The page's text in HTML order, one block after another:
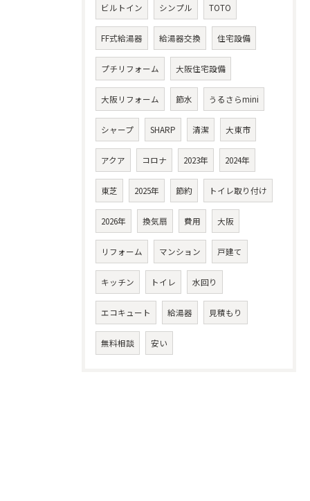
ビルトイン シンプル TOTO
FF式給湯器 給湯器交換 住宅設備
プチリフォーム 大阪住宅設備
大阪リフォーム 節水 うるさらmini
シャープ SHARP 清潔 大東市
アクア コロナ 2023年 2024年
東芝 2025年 節約 トイレ取り付け
2026年 換気扇 費用 大阪
リフォーム マンション 戸建て
キッチン トイレ 水回り
エコキュート 給湯器 見積もり
無料相談 安い